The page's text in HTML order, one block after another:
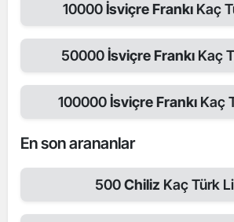
10000İsviçre FrankıKaç
50000İsviçre FrankıKaç
100000İsviçre Frankı Kaç
En son arananlar
500Chiliz Kaç Türk